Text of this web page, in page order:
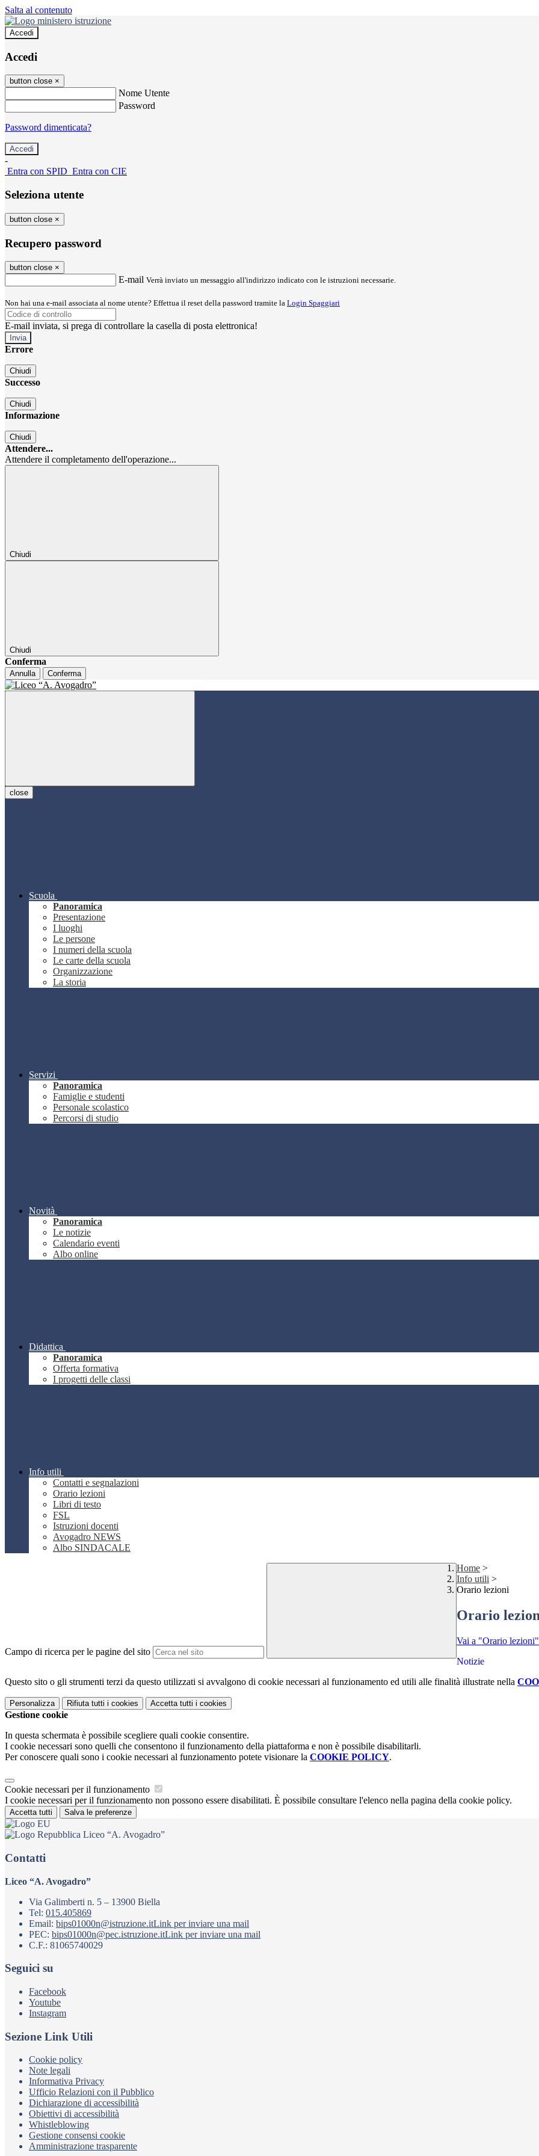
Salta al contenuto
Accedi
Accedi
button close ×
Nome Utente
Password
Password dimenticata?
-
Entra con SPID Entra con CIE
Seleziona utente
button close ×
Recupero password
button close ×
E-mail Verrà inviato un messaggio all'indirizzo indicato con le istruzioni necessarie.
Non hai una e-mail associata al nome utente? Effettua il reset della password tramite la Login Spaggiari
E-mail inviata, si prega di controllare la casella di posta elettronica!
Errore
Chiudi
Successo
Chiudi
Informazione
Chiudi
Attendere...
Attendere il completamento dell'operazione...
Chiudi
Chiudi
Conferma
Annulla Conferma
close
Scuola
Panoramica
Presentazione
I luoghi
Le persone
I numeri della scuola
Le carte della scuola
Organizzazione
La storia
Servizi
Panoramica
Famiglie e studenti
Personale scolastico
Percorsi di studio
Novità
Panoramica
Le notizie
Calendario eventi
Albo online
Didattica
Panoramica
Offerta formativa
I progetti delle classi
Info utili
Contatti e segnalazioni
Orario lezioni
Libri di testo
FSL
Istruzioni docenti
Avogadro NEWS
Albo SINDACALE
Campo di ricerca per le pagine del sito
Home >
Info utili >
Orario lezioni
Orario
Vai a "Orario lezioni"
Notizie
Questo sito o gli strumenti terzi da questo utilizzati si avvalgono di cookie necessari al funzionamento ed utili alle finalità illustrate nella
Personalizza Rifiuta tutti i cookies Accetta tutti i cookies
Gestione cookie
In questa schermata è possibile scegliere quali cookie consentire.
I cookie necessari sono quelli che consentono il funzionamento della piattaforma e non è possibile disabilitarli.
Per conoscere quali sono i cookie necessari al funzionamento potete visionare la COOKIE POLICY.
Cookie necessari per il funzionamento
I cookie necessari per il funzionamento non possono essere disabilitati. È possibile consultare l'elenco nella pagina della cookie policy.
Accetta tutti Salva le preferenze
Liceo “A. Avogadro”
Contatti
Liceo “A. Avogadro”
Via Galimberti n. 5 – 13900 Biella
Tel: 015.405869
Email: bips01000n@istruzione.itLink per inviare una mail
PEC: bips01000n@pec.istruzione.itLink per inviare una mail
C.F.: 81065740029
Seguici su
Facebook
Youtube
Instagram
Sezione Link Utili
Cookie policy
Note legali
Informativa Privacy
Ufficio Relazioni con il Pubblico
Dichiarazione di accessibilità
Obiettivi di accessibilità
Whistleblowing
Gestione consensi cookie
Amministrazione trasparente